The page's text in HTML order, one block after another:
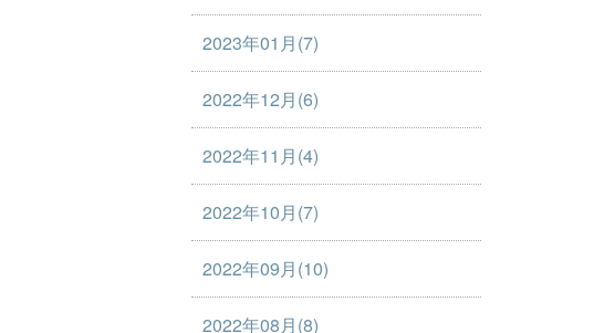
2023年01月(7)
2022年12月(6)
2022年11月(4)
2022年10月(7)
2022年09月(10)
2022年08月(8)